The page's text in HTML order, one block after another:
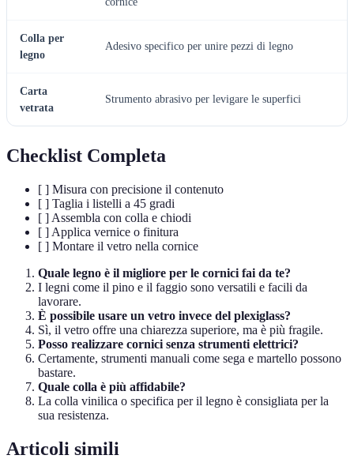
Colla per
legno
Adesivo specifico per unire pezzi di legno
Carta
vetrata
Strumento abrasivo per levigare le superfici
Checklist Completa
[ ] Misura con precisione il contenuto
[ ] Taglia i listelli a 45 gradi
[ ] Assembla con colla e chiodi
[ ] Applica vernice o finitura
[ ] Montare il vetro nella cornice
Quale legno è il migliore per le cornici fai da te?
I legni come il pino e il faggio sono versatili e facili da
lavorare.
È possibile usare un vetro invece del plexiglass?
Sì, il vetro offre una chiarezza superiore, ma è più fragile.
Posso realizzare cornici senza strumenti elettrici?
Certamente, strumenti manuali come sega e martello possono
bastare.
Quale colla è più affidabile?
La colla vinilica o specifica per il legno è consigliata per la
sua resistenza.
Articoli simili